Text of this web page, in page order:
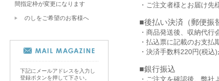
・ご注文者様とお届け
■後払い決済（郵便振
・商品発送後、収納代
・払込票に記載のお支
・決済手数料220円(税込
■銀行振込
・ご注文を確認後、弊
間指定枠が変更になります
のしをご希望のお客様へ
下記にメールアドレスを入力し
登録ボタンを押して下さい。